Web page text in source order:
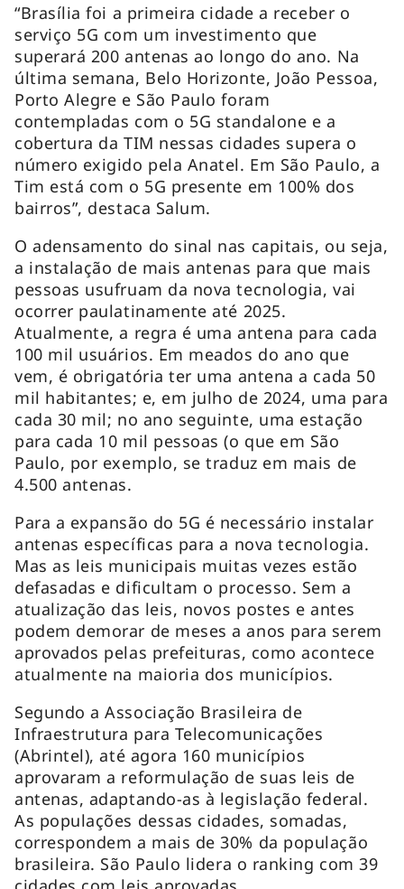
“Brasília foi a primeira cidade a receber o
serviço 5G com um investimento que
superará 200 antenas ao longo do ano. Na
última semana, Belo Horizonte, João Pessoa,
Porto Alegre e São Paulo foram
contempladas com o 5G standalone e a
cobertura da TIM nessas cidades supera o
número exigido pela Anatel. Em São Paulo, a
Tim está com o 5G presente em 100% dos
bairros”, destaca Salum.
O adensamento do sinal nas capitais, ou seja,
a instalação de mais antenas para que mais
pessoas usufruam da nova tecnologia, vai
ocorrer paulatinamente até 2025.
Atualmente, a regra é uma antena para cada
100 mil usuários. Em meados do ano que
vem, é obrigatória ter uma antena a cada 50
mil habitantes; e, em julho de 2024, uma para
cada 30 mil; no ano seguinte, uma estação
para cada 10 mil pessoas (o que em São
Paulo, por exemplo, se traduz em mais de
4.500 antenas.
Para a expansão do 5G é necessário instalar
antenas específicas para a nova tecnologia.
Mas as leis municipais muitas vezes estão
defasadas e dificultam o processo. Sem a
atualização das leis, novos postes e antes
podem demorar de meses a anos para serem
aprovados pelas prefeituras, como acontece
atualmente na maioria dos municípios.
Segundo a Associação Brasileira de
Infraestrutura para Telecomunicações
(Abrintel), até agora 160 municípios
aprovaram a reformulação de suas leis de
antenas, adaptando-as à legislação federal.
As populações dessas cidades, somadas,
correspondem a mais de 30% da população
brasileira. São Paulo lidera o ranking com 39